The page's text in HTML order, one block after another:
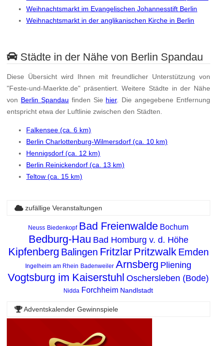
Weihnachtsmarkt im Evangelischen Johannesstift Berlin
Weihnachtsmarkt in der anglikanischen Kirche in Berlin
Städte in der Nähe von Berlin Spandau
Diese Übersicht wird Ihnen mit freundlicher Unterstützung von
"Feste-und-Maerkte.de" präsentiert. Weitere Städte in der Nähe
von Berlin Spandau finden Sie hier. Die angegebene Entfernung
entspricht etwa der Luftlinie zwischen den Städten.
Falkensee (ca. 6 km)
Berlin Charlottenburg-Wilmersdorf (ca. 10 km)
Hennigsdorf (ca. 12 km)
Berlin Reinickendorf (ca. 13 km)
Teltow (ca. 15 km)
zufällige Veranstaltungen
Neuss Biedenkopf Bad Freienwalde Bochum
Bedburg-Hau Bad Homburg v. d. Höhe
Kipfenberg Balingen Fritzlar Pritzwalk Emden
Ingelheim am Rhein Badenweiler Arnsberg Pliening
Vogtsburg im Kaiserstuhl Oschersleben (Bode)
Nidda Forchheim Nandlstadt
Adventskalender Gewinnspiele